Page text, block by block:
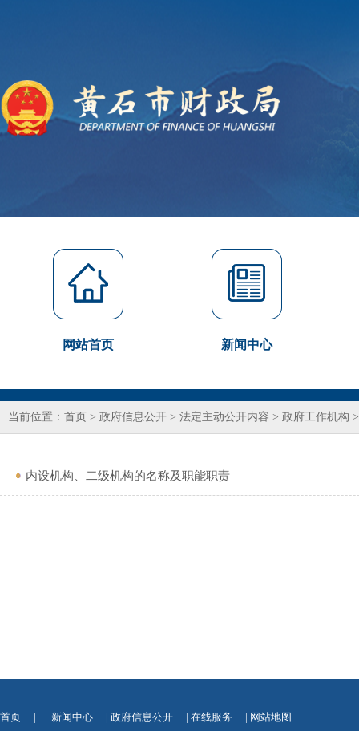
网站首页 新闻中心
当前位置： 首页 > 政府信息公开 > 法定主动公开内容 > 政府工作机构
内设机构、二级机构的名称及职能职责
首页 | 新闻中心 | 政府信息公开 | 在线服务 | 网站地图